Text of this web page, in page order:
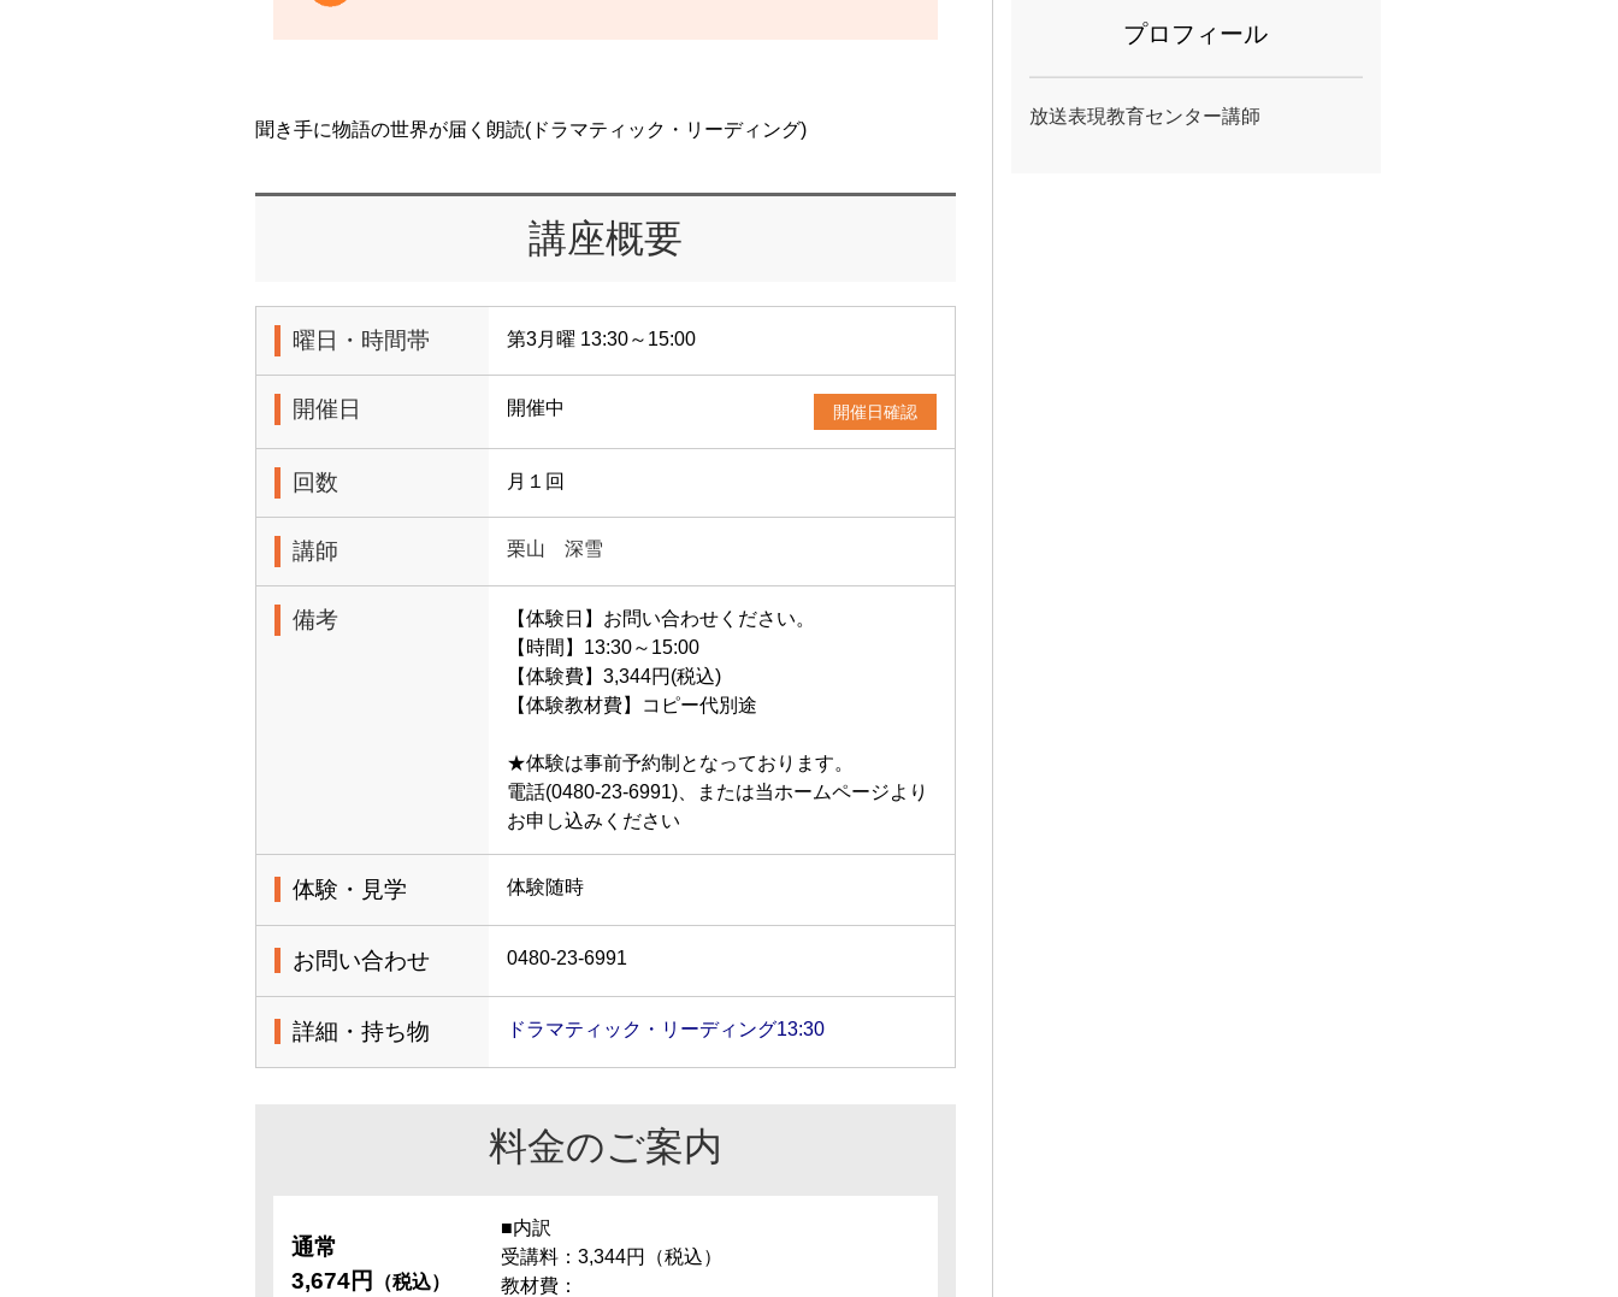
聞き手に物語の世界が届く朗読(ドラマティック・リーディング)
講座概要
曜日・時間帯 第3月曜 13:30～15:00
開催日 開催中 開催日確認
回数 月１回
講師 栗山 深雪
備考
【体験日】お問い合わせください。
【時間】13:30～15:00
【体験費】3,344円(税込)
【体験教材費】コピー代別途
★体験は事前予約制となっております。
電話(0480-23-6991)、または当ホームページより
お申し込みください
体験・見学 体験随時
お問い合わせ 0480-23-6991
詳細・持ち物 ドラマティック・リーディング13:30
料金のご案内
通常
3,674円
（税込）
■内訳
受講料：3,344円（税込）
教材費：
プロフィール
放送表現教育センター講師